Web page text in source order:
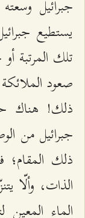
جبرائيل
يستطيع
تلك المرتبة
صعود الملائكة
ذلك! هناك
جبرائيل من
ذلك
الذات، وألّا
الماء